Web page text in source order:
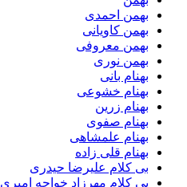
بهمن احمدی
بهمن کاویانی
بهمن معروفی
بهمن نوری
بهنام بانی
بهنام خشوعی
بهنام زرین
بهنام صفوی
بهنام علمشاهی
بهنام قلی زاده
بی کلام علیرضا حیدری
بی کلام مهرزاد خواجه امیری